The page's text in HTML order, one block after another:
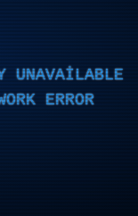
UNAVAILABLE
ERROR